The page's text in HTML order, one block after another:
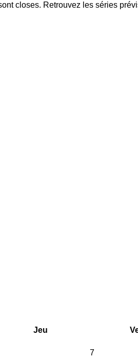
closes. Retrouvez les séries
Jeu
7